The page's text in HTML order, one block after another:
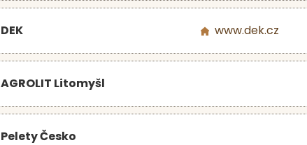
DEK www.dek.cz
AGROLIT Litomyšl
Pelety Česko